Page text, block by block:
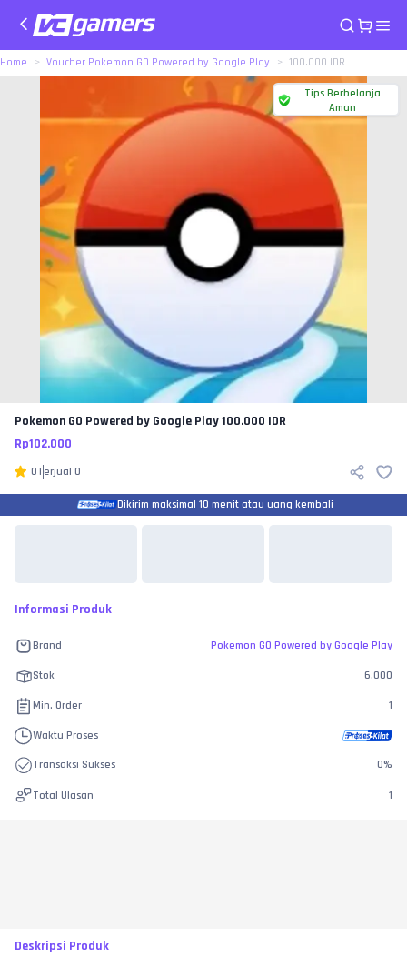
Home Voucher Pokemon GO Powered by Google Play 100.000 IDR
Tips Berbelanja
Aman
Pokemon GO Powered by Google Play100.000 IDR
Rp102.000
0Terjual 0
Dikirim maksimal 10 menit atau uang kembali
Informasi Produk
Brand Pokemon GO Powered by Google Play
Stok 6.000
Min. Order 1
Waktu Proses
Transaksi Sukses 0%
Total Ulasan 1
Deskripsi Produk